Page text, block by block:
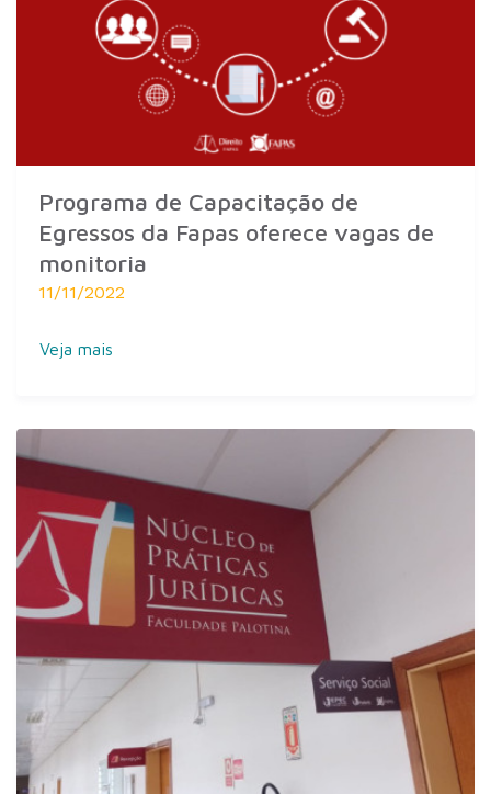
Programa de Capacitação de
Egressos da Fapas oferece vagas de
monitoria
11/11/2022
Veja mais